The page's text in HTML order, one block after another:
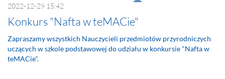
2022-12-29 15:42
Konkurs "Nafta w teMACie"
Zapraszamy wszystkich Nauczycieli przedmiotów przyrodniczych
uczących w szkole podstawowej do udziału w konkursie "Nafta w
teMACie".